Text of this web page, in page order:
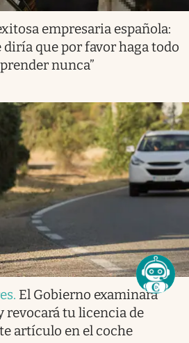
empresaria española:
diría que por favor haga todo
nunca”
. El Gobierno examinará
revocará tu licencia de
artículo en el coche